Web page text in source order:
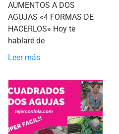
AUMENTOS A DOS
AGUJAS «4 FORMAS DE
HACERLOS» Hoy te
hablaré de
Leer más